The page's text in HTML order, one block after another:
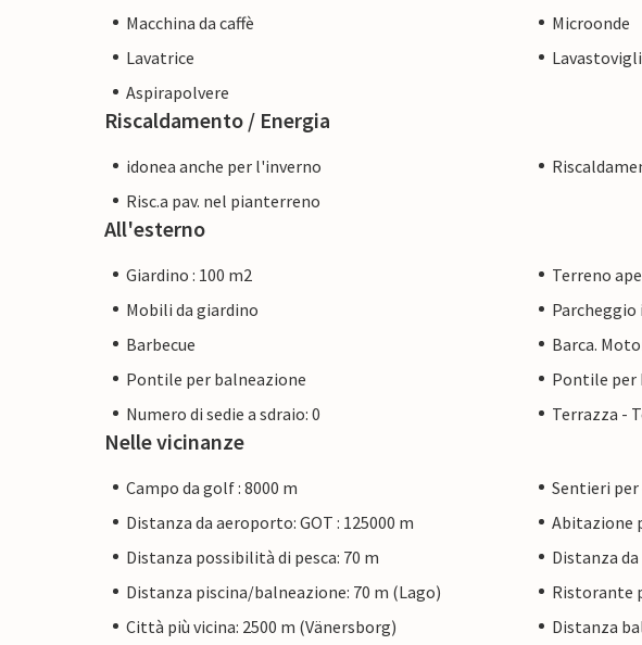
Macchina da caffè
Microonde
Lavatrice
Aspirapolvere
Riscaldamento / Energia
idonea anche per l'inverno
Risc.a pav. nel pianterreno
All'esterno
Giardino : 100 m2
Terreno
Mobili da giardino
Barbecue
Barca.
Pontile per balneazione
Pontile per
Numero di sedie a sdraio: 0
Terrazza -
Nelle vicinanze
Campo da golf : 8000 m
Sentieri per
Distanza da aeroporto: GOT : 125000 m
Abitazione
Distanza possibilità di pesca: 70 m
Distanza
Distanza piscina/balneazione: 70 m (Lago)
Ristorante
Città più vicina: 2500 m (Vänersborg)
Distanza